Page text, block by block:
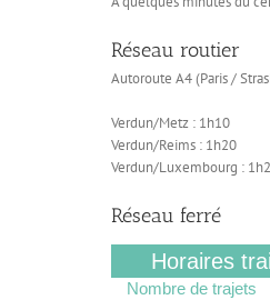
Réseau routier
Autoroute A4 (Paris /
Verdun/Metz : 1h10
Verdun/Reims : 1h20
Verdun/Luxembourg :
Réseau ferré
Horaires
Nombre de trajets